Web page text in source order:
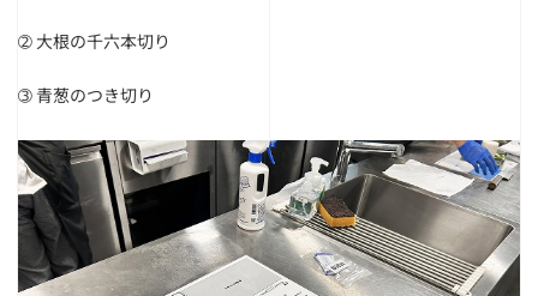
➁ 大根の千六本切り
➂ 青葱のつき切り